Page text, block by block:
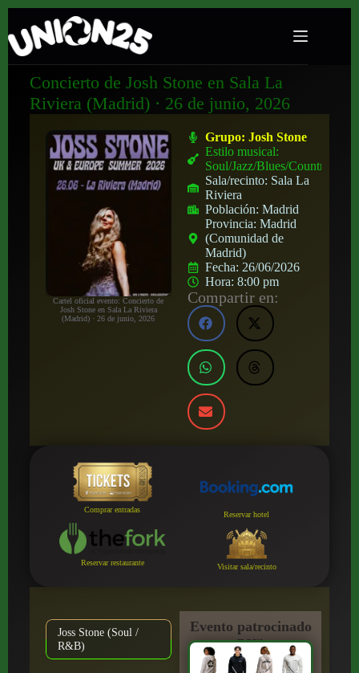
Concierto de Josh Stone en Sala La
Riviera (Madrid) · 26 de junio, 2026
Cartel oficial evento: Concierto de
Josh Stone en Sala La Riviera
(Madrid) · 26 de junio, 2026
Grupo:Josh Stone
Estilo musical:
Soul/Jazz/Blues/Country
Sala/recinto: Sala La
Riviera
Población:Madrid
Provincia:Madrid
(Comunidad de
Madrid)
Fecha: 26/06/2026
Hora:8:00 pm
Compartir en:
Comprar entradas
Reservar hotel
Reservar restaurante Visitar sala/recinto
Joss Stone (Soul /
R&B)
Evento patrocinado
por: